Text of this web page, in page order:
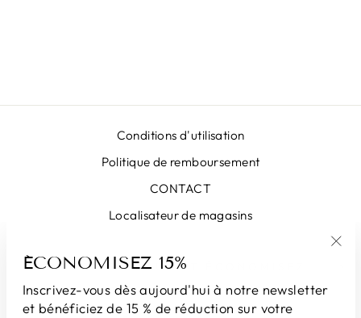
ÉCONOMISEZ 15%
Inscrivez-vous dès aujourd'hui à notre newsletter
et bénéficiez de 15 % de réduction sur votre
Conditions d'utilisation
Politique de remboursement
CONTACT
Localisateur de magasins
INSCRIVEZ-VOUS ET ÉCONOMISEZ